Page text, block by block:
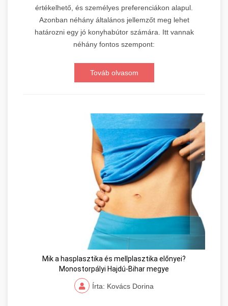
értékelhető, és személyes preferenciákon alapul.
Azonban néhány általános jellemzőt meg lehet
határozni egy jó konyhabútor számára. Itt vannak
néhány fontos szempont:
Továb olvasom
Mik a hasplasztika és mellplasztika előnyei?
Monostorpályi Hajdú-Bihar megye
Írta: Kovács Dorina